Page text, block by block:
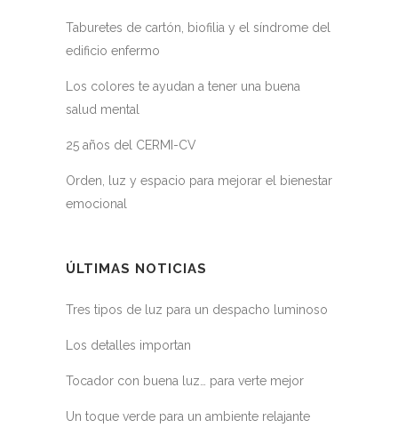
Taburetes de cartón, biofilia y el síndrome del
edificio enfermo
Los colores te ayudan a tener una buena
salud mental
25 años del CERMI-CV
Orden, luz y espacio para mejorar el bienestar
emocional
ÚLTIMAS NOTICIAS
Tres tipos de luz para un despacho luminoso
Los detalles importan
Tocador con buena luz… para verte mejor
Un toque verde para un ambiente relajante